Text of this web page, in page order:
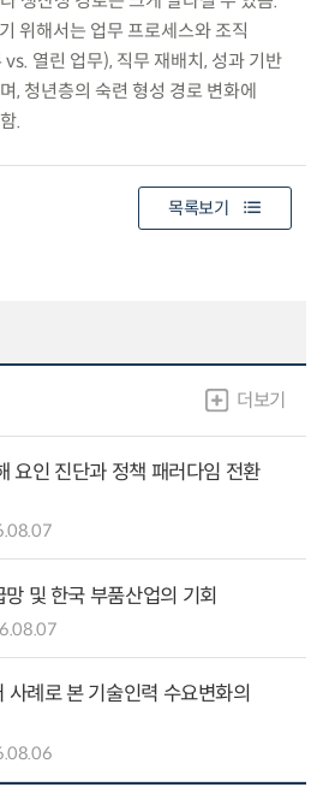
위해서는 업무 프로세스와 조직
열린 업무), 직무 재배치, 성과 기반
, 청년층의 숙련 형성 경로 변화에
.
목록보기
더보기
요인 진단과 정책 패러다임 전환
및 한국 부품산업의 기회
례로 본 기술인력 수요변화의